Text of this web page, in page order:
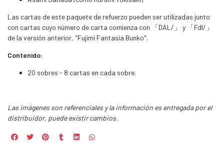
Las cartas de este paquete de refuerzo pueden ser utilizadas junto
con cartas cuyo número de carta comienza con 「DAL/」 y 「Fdl/」
de la versión anterior, "Fujimi Fantasia Bunko".
Contenido:
20 sobres - 8 cartas en cada sobre.
Las imágenes son referenciales y la información es entregada por el
distribuidor, puede existir cambios.